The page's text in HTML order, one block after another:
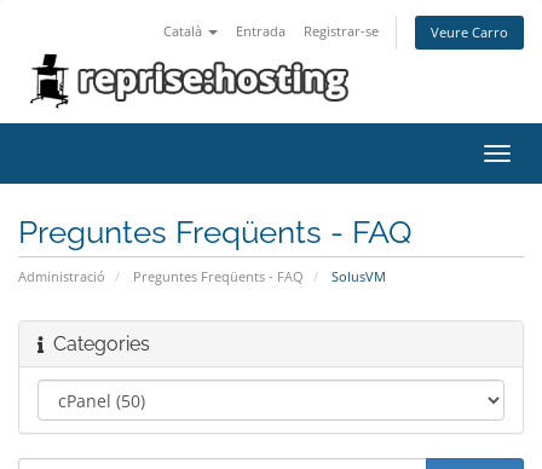
Català Entrada Registrar-se Veure Carro
Preguntes Freqüents - FAQ
Administració Preguntes Freqüents - FAQ SolusVM
Categories